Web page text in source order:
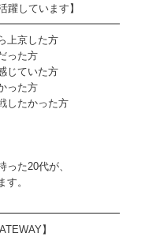
躍しています】
上京した方
った方
じていた方
った方
したかった方
った20代が、
す。
】